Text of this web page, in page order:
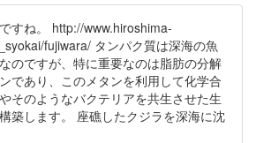
すね。 http://www.hiroshima-
fujiwara/ タンパク質は深海の魚
のですが、特に重要なのは脂肪の分解
であり、このメタンを利用して化学合
そのようなバクテリアを共生させた生
築します。 座礁したクジラを深海に沈